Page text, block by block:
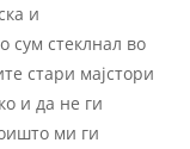
и
сум стеклнал во
стари мајстори
и да не ги
ми ги